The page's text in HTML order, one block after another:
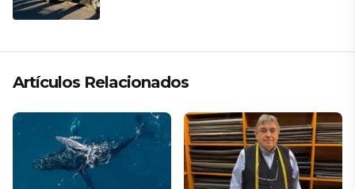
Artículos Relacionados